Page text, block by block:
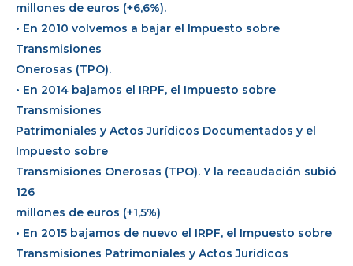
millones de euros (+6,6%).
• En 2010 volvemos a bajar el Impuesto sobre
Transmisiones
Onerosas (TPO).
• En 2014 bajamos el IRPF, el Impuesto sobre
Transmisiones
Patrimoniales y Actos Jurídicos Documentados y el
Impuesto sobre
Transmisiones Onerosas (TPO). Y la recaudación subió
126
millones de euros (+1,5%)
• En 2015 bajamos de nuevo el IRPF, el Impuesto sobre
Transmisiones Patrimoniales y Actos Jurídicos